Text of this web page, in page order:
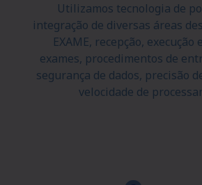
Utilizamos tecnologia de
integração de diversas áreas
EXAME, recepção, execução
exames, procedimentos de
segurança de dados, precisão
velocidade de